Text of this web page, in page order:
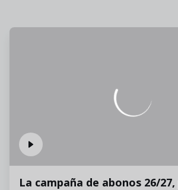
La campaña de abonos 26/